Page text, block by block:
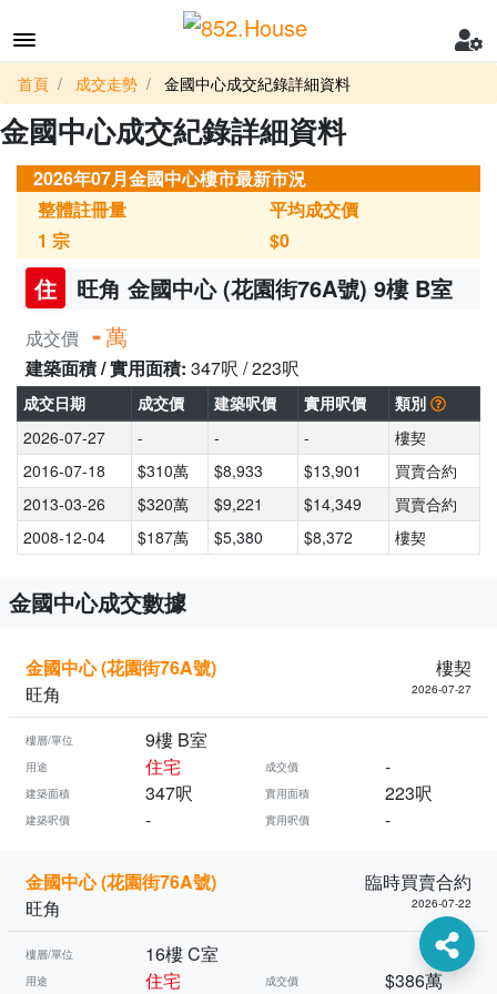
首頁 成交走勢 金國中心成交紀錄詳細資料
金國中心成交紀錄詳細資料
2026年07月金國中心樓市最新市況
整體註冊量
1 宗
平均成交價
$0
住 旺角 金國中心 (花園街76A號) 9樓 B室
成交價 -萬
建築面積 / 實用面積: 347呎 / 223呎
成交日期 成交價 建築呎價 實用呎價
類別
2026-07-27
- - -
樓契
2016-07-18
$310萬 $8,933 $13,901
買賣合約
2013-03-26
$320萬 $9,221 $14,349
買賣合約
2008-12-04
$187萬 $5,380 $8,372 樓契
金國中心成交數據
金國中心 (花園街76A號)
樓契
旺角
2026-07-27
樓層/單位 9樓 B室
用途 住宅 成交價 -
建築面積 347呎 實用面積 223呎
建築呎價 - 實用呎價 -
金國中心 (花園街76A號)
臨時買賣合約
旺角
2026-07-22
樓層/單位 16樓 C室
用途 住宅 成交價 $386萬